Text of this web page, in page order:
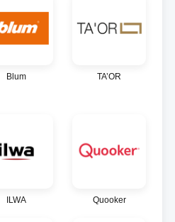
Blum TA’OR
ILWA Quooker